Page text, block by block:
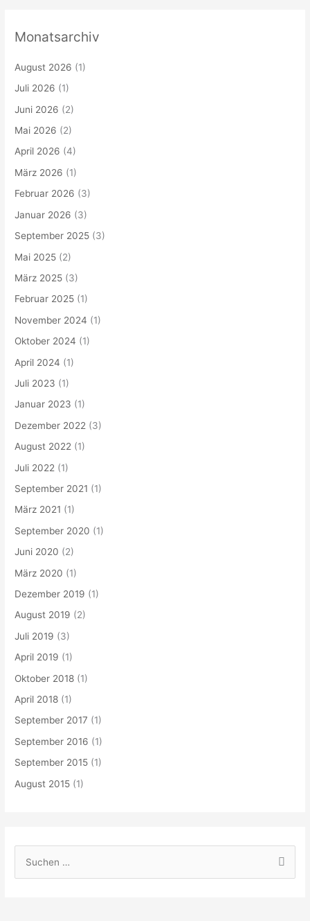
Monatsarchiv
August 2026 (1)
Juli 2026 (1)
Juni 2026 (2)
Mai 2026 (2)
April 2026 (4)
März 2026 (1)
Februar 2026 (3)
Januar 2026 (3)
September 2025 (3)
Mai 2025 (2)
März 2025 (3)
Februar 2025 (1)
November 2024 (1)
Oktober 2024 (1)
April 2024 (1)
Juli 2023 (1)
Januar 2023 (1)
Dezember 2022 (3)
August 2022 (1)
Juli 2022 (1)
September 2021 (1)
März 2021 (1)
September 2020 (1)
Juni 2020 (2)
März 2020 (1)
Dezember 2019 (1)
August 2019 (2)
Juli 2019 (3)
April 2019 (1)
Oktober 2018 (1)
April 2018 (1)
September 2017 (1)
September 2016 (1)
September 2015 (1)
August 2015 (1)